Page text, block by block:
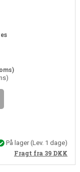
På lager(Lev. 1 dage)
Fragt fra 39 DKK